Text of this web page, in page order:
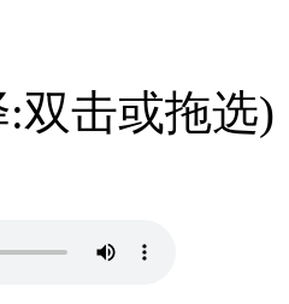
双击或拖选)